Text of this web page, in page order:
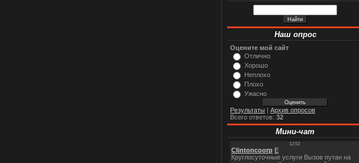
Наш опрос
Оцените мой сайт
Отлично
Хорошо
Неплохо
Плохо
Ужасно
Результаты | Архив опросов
Всего ответов: 32
Мини-чат